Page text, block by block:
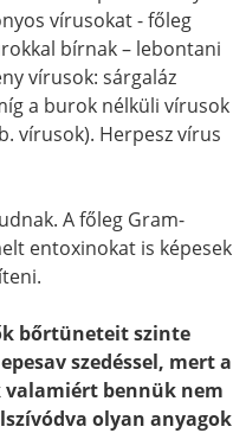
vírusokat - főleg
bírnak – lebontani
vírusok: sárgaláz
a burok nélküli vírusok
vírusok). Herpesz vírus
A főleg Gram-
entoxinokat is képesek
bőrtüneteit szinte
szedéssel, mert a
valamiért bennük nem
olyan anyagok